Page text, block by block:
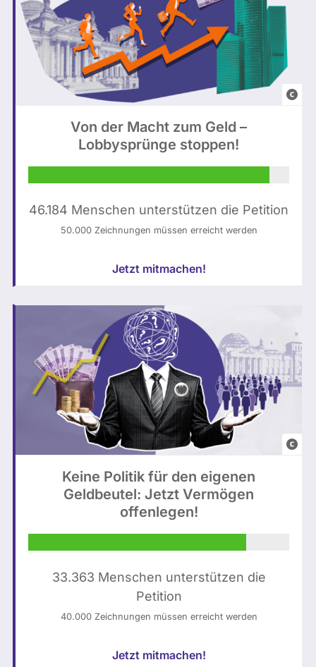
B
t
a
L
e
i
Von der Macht zum Geld –
Lobbysprünge stoppen!
46.184 Menschen unterstützen die Petition
50.000 Zeichnungen müssen erreicht werden
Jetzt mitmachen!
e
Keine Politik für den eigenen
Geldbeutel: Jetzt Vermögen
offenlegen!
33.363 Menschen unterstützen die
Petition
40.000 Zeichnungen müssen erreicht werden
Jetzt mitmachen!